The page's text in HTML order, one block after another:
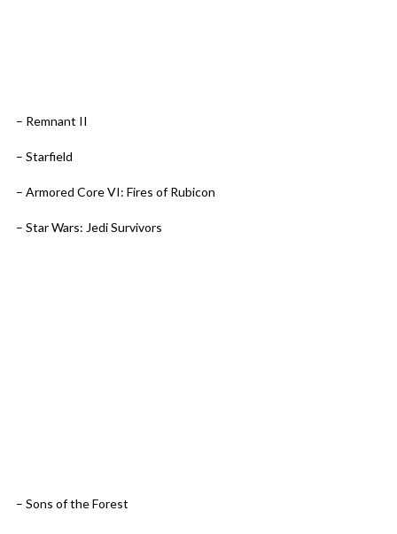
– Remnant II
– Starfield
– Armored Core VI: Fires of Rubicon
– Star Wars: Jedi Survivors
– Sons of the Forest